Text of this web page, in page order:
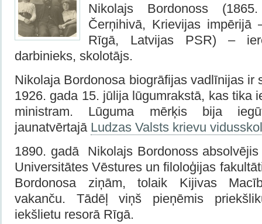
Nikolajs Bordonoss
Čerņihivā, Krievijas
Rīgā, Latvijas PSR) –
darbinieks, skolotājs.
Nikolaja Bordonosa biogrāfijas vadlīnijas ir
1926. gada 15. jūlija lūgumrakstā, kas tika
ministram. Lūguma mērķis bija
jaunatvērtajā Ludzas Valsts krievu
1890. gadā Nikolajs Bordonoss
Universitātes Vēstures un filoloģijas
Bordonosa ziņām, tolaik Kijivas
vakanču. Tādēļ viņš pieņēmis
iekšlietu resorā Rīgā.